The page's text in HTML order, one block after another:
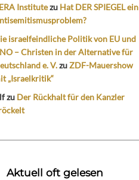
Institutezu Hat DER SPIEGEL ein
israelfeindliche Politik von EU und
– Christen in der Alternative für
e. V.zuZDF-Mauershow
„Israelkritik“
zu Der Rückhalt für den Kanzler
Aktuell oft gelesen